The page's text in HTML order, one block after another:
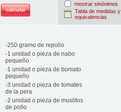
mostrar sinónimos
Tabla de medidas y
equivalencias
-250 gramo de repollo
-1 unidad o pieza de nabo
pequeño
-1 unidad o pieza de boniato
pequeño
-3 unidad o pieza de tomates
de la pera
-2 unidad o pieza de muslitos
de pollo